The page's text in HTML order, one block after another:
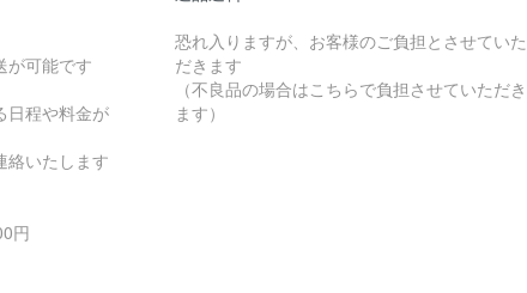
が可能です
日程や料金が
絡いたします
円
恐れ入りますが、お客様のご負担とさせていた
だきます
（不良品の場合はこちらで負担させていただき
ます）